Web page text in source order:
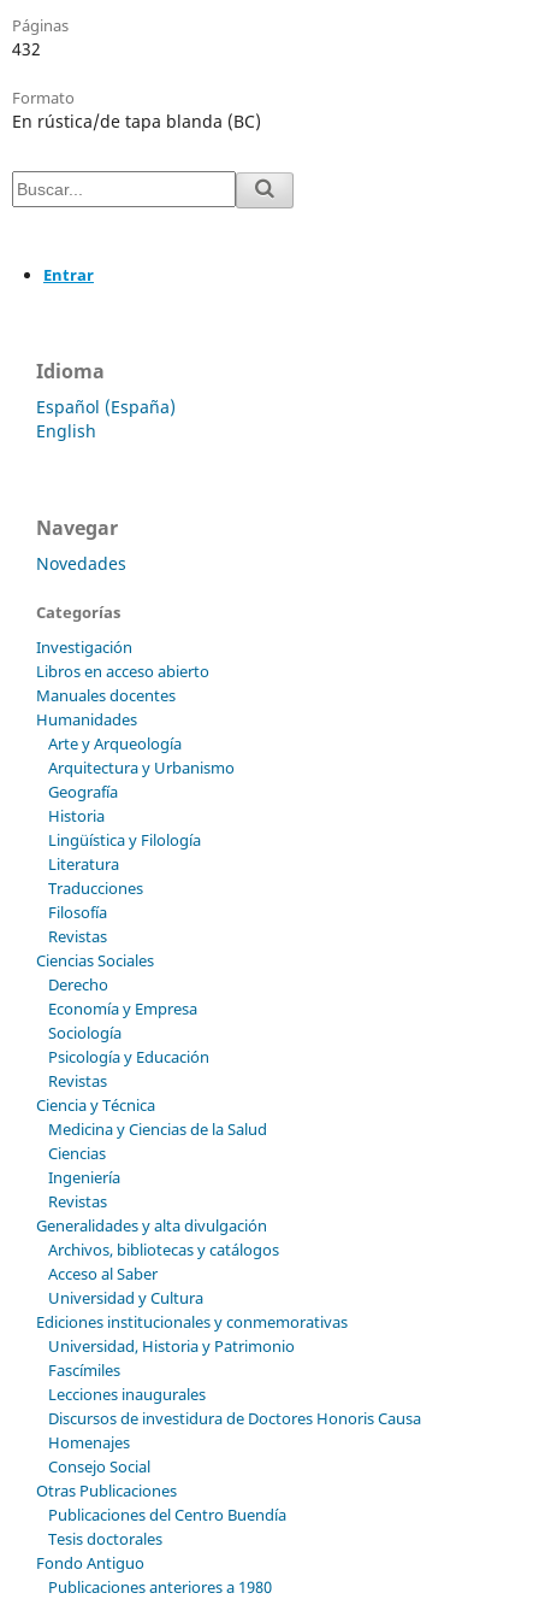
Páginas
432
Formato
En rústica/de tapa blanda (BC)
Entrar
Idioma
Español (España)
English
Navegar
Novedades
Categorías
Investigación
Libros en acceso abierto
Manuales docentes
Humanidades
Arte y Arqueología
Arquitectura y Urbanismo
Geografía
Historia
Lingüística y Filología
Literatura
Traducciones
Filosofía
Revistas
Ciencias Sociales
Derecho
Economía y Empresa
Sociología
Psicología y Educación
Revistas
Ciencia y Técnica
Medicina y Ciencias de la Salud
Ciencias
Ingeniería
Revistas
Generalidades y alta divulgación
Archivos, bibliotecas y catálogos
Acceso al Saber
Universidad y Cultura
Ediciones institucionales y conmemorativas
Universidad, Historia y Patrimonio
Fascímiles
Lecciones inaugurales
Discursos de investidura de Doctores Honoris Causa
Homenajes
Consejo Social
Otras Publicaciones
Publicaciones del Centro Buendía
Tesis doctorales
Fondo Antiguo
Publicaciones anteriores a 1980